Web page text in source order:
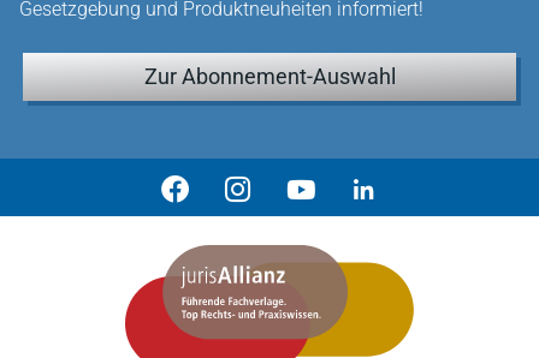
Gesetzgebung und Produktneuheiten informiert!
Zur Abonnement-Auswahl